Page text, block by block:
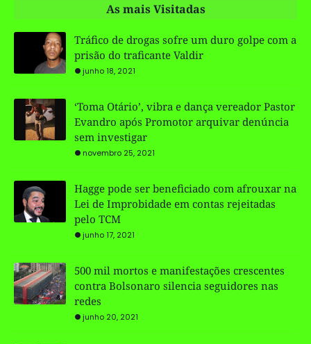
As mais Visitadas
Tráfico de drogas sofre um duro golpe com a
prisão do traficante Valdir
junho 18, 2021
‘Toma Otário’, vibra e dança vereador Pastor
Evandro após Promotor arquivar denúncia
sem investigar
novembro 25, 2021
Hagge pode ser beneficiado com afrouxar na
Lei de Improbidade em contas rejeitadas
pelo TCM
junho 17, 2021
500 mil mortos e manifestações crescentes
contra Bolsonaro silencia seguidores nas
redes
junho 20, 2021